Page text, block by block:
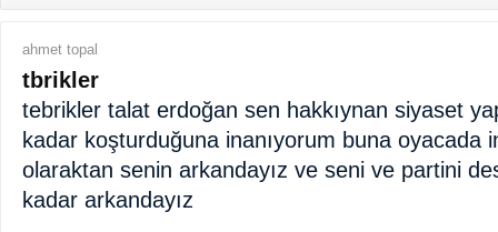
ahmet topal
tbrikler
tebrikler talat erdoğan sen hakkıynan siyaset
kadar koşturduğuna inanıyorum buna oyacada
olaraktan senin arkandayız ve seni ve partini
kadar arkandayız